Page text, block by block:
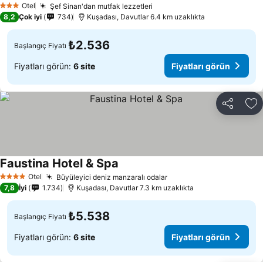
3 YıldızOtel Şef Sinan'dan mutfak lezzetleri
8,2 Çok iyi 734 Kuşadası, Davutlar 6.4 km uzaklıkta
Başlangıç Fiyatı ₺2.536
Fiyatları görün: 6 site Fiyatları görün
Paylaş
4 Yıldız Otel Büyüleyici deniz manzaralı odalar
Faustina Hotel & Spa
7,8 İyi 1.734 Kuşadası, Davutlar 7.3 km uzaklıkta
Başlangıç Fiyatı ₺5.538
Fiyatları görün: 6 site Fiyatları görün